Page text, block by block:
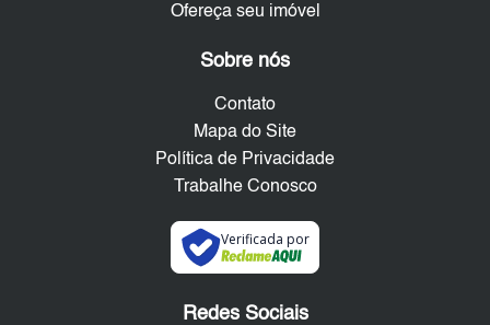
Ofereça seu imóvel
Sobre nós
Contato
Mapa do Site
Política de Privacidade
Trabalhe Conosco
Verificada por
Redes Sociais